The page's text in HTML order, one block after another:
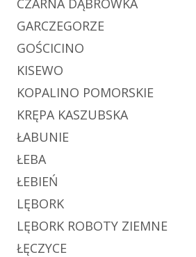
CZARNA DĄBRÓWKA
GARCZEGORZE
GOŚCICINO
KISEWO
KOPALINO POMORSKIE
KRĘPA KASZUBSKA
ŁABUNIE
ŁEBA
ŁEBIEŃ
LĘBORK
LĘBORK ROBOTY ZIEMNE
ŁĘCZYCE